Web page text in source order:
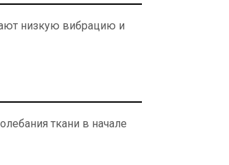
низкую вибрацию и
ткани в начале